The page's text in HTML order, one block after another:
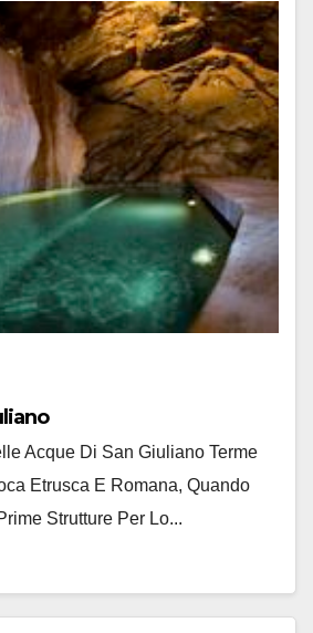
Acque Di San Giuliano Terme
Etrusca E Romana, Quando
Strutture Per Lo...